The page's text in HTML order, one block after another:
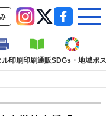
印刷印刷通販SDGs・地域ポ